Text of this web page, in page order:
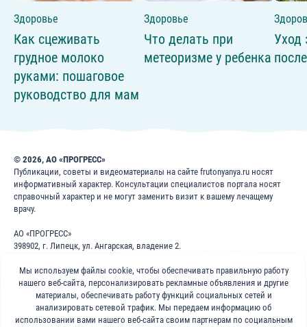
Здоровье
Как сцеживать
грудное молоко
руками: пошаговое
руководство для мам
Здоровье
Что делать при
метеоризме у ребенка
Уход
© 2026, АО «ПРОГРЕСС»
Публикации, советы и видеоматериалы на сайте frutonyanya.ru носят
информативный характер. Консультации специалистов портала носят
справочный характер и не могут заменить визит к вашему лечащему
врачу.
АО «ПРОГРЕСС»
398902, г. Липецк, ул. Ангарская, владение 2.
ОГРН: 1024840823996
8 800 200 1 400
Мы используем файлы cookie, чтобы обеспечивать правильную работу
нашего веб-сайта, персонализировать рекламные объявления и другие
материалы, обеспечивать работу функций социальных сетей и
анализировать сетевой трафик. Мы передаем информацию об
использовании вами нашего веб-сайта своим партнерам по социальным